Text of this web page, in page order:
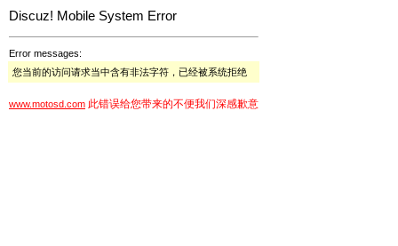
Discuz! Mobile System Error
Error messages:
您当前的访问请求当中含有非法字符，已经被系统拒绝
www.motosd.com 此错误给您带来的不便我们深感歉意